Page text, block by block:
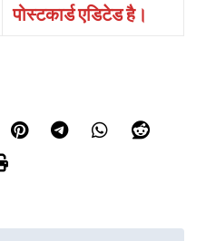
पोस्टकार्ड एडिटेड है।